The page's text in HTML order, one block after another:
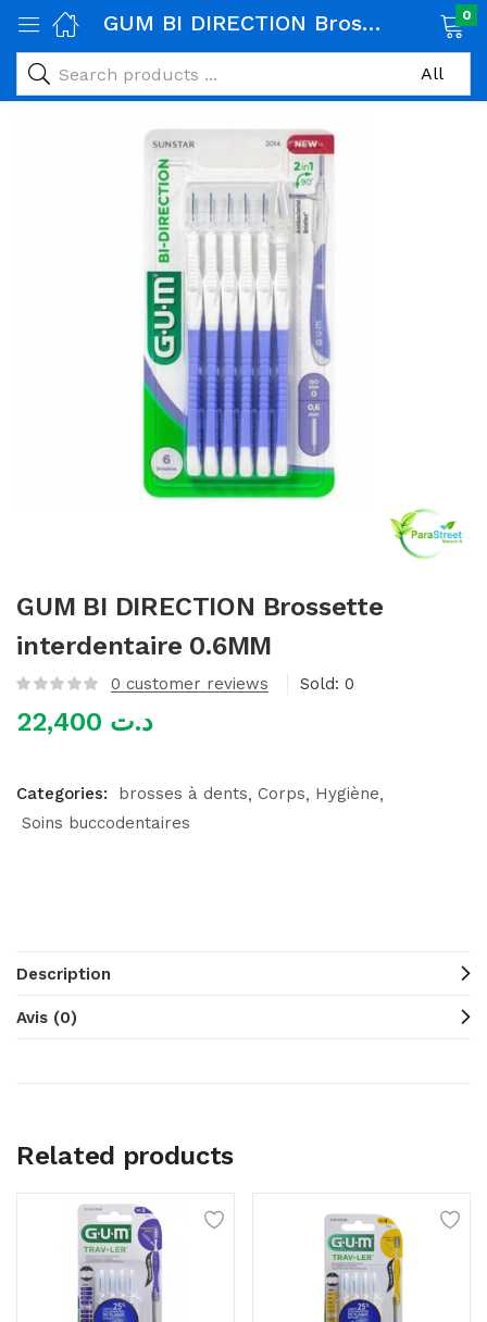
alimentaires)
GUM BI DIRECTION Brossette interdentaire 0.6MM 0
GUM BI DIRECTION Brossette
interdentaire 0.6MM
0 customer reviews Sold: 0
د.ت
Categories: brosses à dents Corps
Hygiène
Soins buccodentaires
Description
Avis (0)
Related products